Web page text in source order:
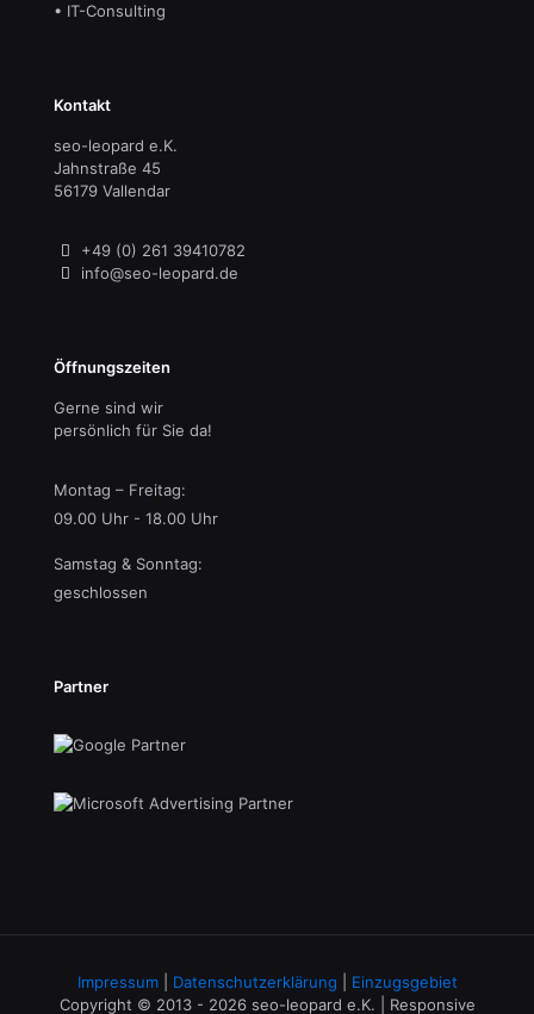
• IT-Consulting
Kontakt
seo-leopard e.K.
Jahnstraße 45
56179 Vallendar
+49 (0) 261 39410782
info@seo-leopard.de
Öffnungszeiten
Gerne sind wir
persönlich für Sie da!
Montag – Freitag:
09.00 Uhr - 18.00 Uhr
Samstag & Sonntag:
geschlossen
Partner
Impressum| Datenschutzerklärung
Einzugsgebiet
Copyright © 2013 - 2026 seo-leopard e.K. | Responsive